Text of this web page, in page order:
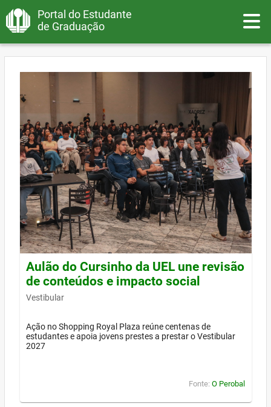
Portal do Estudante
de Graduação
Aulão do Cursinho da UEL une revisão
de conteúdos e impacto social
Vestibular
Ação no Shopping Royal Plaza reúne centenas de
estudantes e apoia jovens prestes a prestar o Vestibular
2027
Fonte: O Perobal